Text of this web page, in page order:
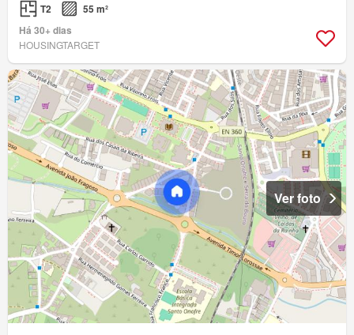
T2
55 m²
Há 30+ dias
HOUSINGTARGET
Ver foto